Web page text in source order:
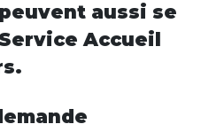
aussi se
Accueil